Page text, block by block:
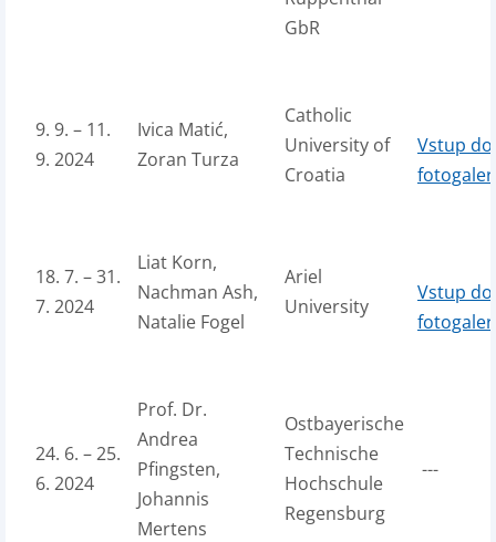
GbR
9. 9. – 11.
9. 2024
Ivica Matić,
Zoran Turza
Catholic
University of
Croatia
Vstup do
18. 7. – 31.
7. 2024
Liat Korn,
Nachman Ash,
Natalie Fogel
Ariel
University
Vstup do
24. 6. – 25.
6. 2024
Prof. Dr.
Andrea
Pfingsten,
Johannis
Mertens
Ostbayerische
Technische
Hochschule
Regensburg
---